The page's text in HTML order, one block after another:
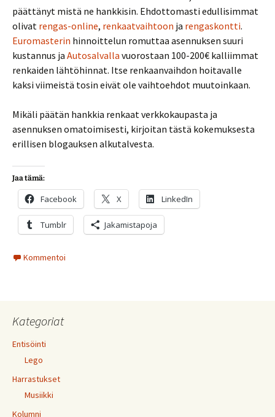
päättänyt mistä ne hankkisin. Ehdottomasti edullisimmat
olivat rengas-online, renkaatvaihtoon ja rengaskontti.
Euromasterin hinnoittelun romuttaa asennuksen suuri
kustannus ja Autosalvalla vuorostaan 100-200€ kalliimmat
renkaiden lähtöhinnat. Itse renkaanvaihdon hoitavalle
kaksi viimeistä tosin eivät ole vaihtoehdot muutoinkaan.
Mikäli päätän hankkia renkaat verkkokaupasta ja
asennuksen omatoimisesti, kirjoitan tästä kokemuksesta
erillisen blogauksen alkutalvesta.
Jaa tämä:
Facebook X LinkedIn
Tumblr Jakamistapoja
Kommentoi
Kategoriat
Entisöinti
Lego
Harrastukset
Musiikki
Kolumni